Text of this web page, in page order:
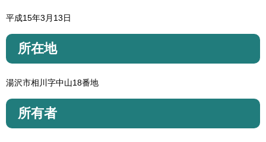
平成15年3月13日
所在地
湯沢市相川字中山18番地
所有者